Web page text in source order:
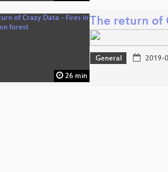
26 min
The return of
General 2019-